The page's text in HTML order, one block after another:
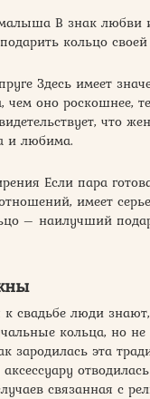
В знак любви
кольцо своей
Здесь имеет
чем оно роскошнее,
что
и любима.
Если пара
имеет
– наилучший
к свадьбе люди
кольца, но не
зародилась эта
связанная с